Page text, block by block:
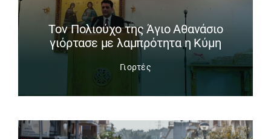
Tον Πολιούχο της Άγιο Αθανάσιο
γιόρτασε με λαμπρότητα η Κύμη
Γιορτές